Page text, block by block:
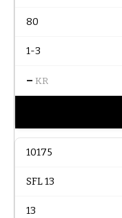
80
1-3
– KR
10175
SFL 13
13